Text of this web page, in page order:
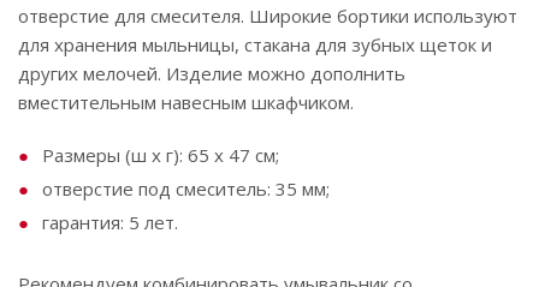
отверстие для смесителя. Широкие бортики используют
для хранения мыльницы, стакана для зубных щеток и
других мелочей. Изделие можно дополнить
вместительным навесным шкафчиком.
Размеры (ш x г): 65 x 47 см;
отверстие под смеситель: 35 мм;
гарантия: 5 лет.